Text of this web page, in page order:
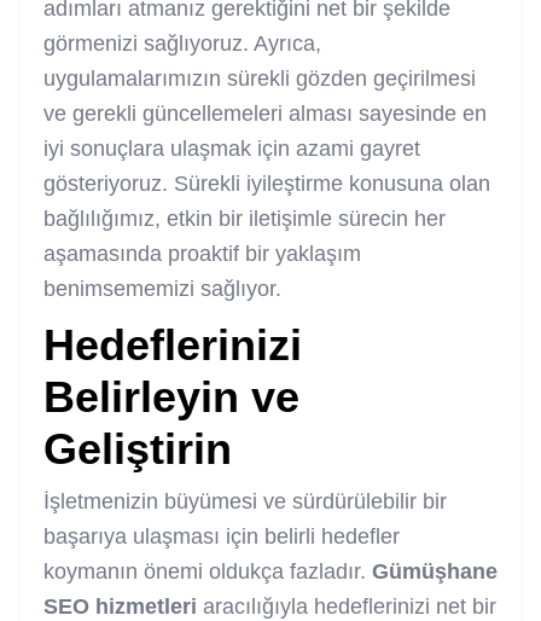
adımları atmanız gerektiğini net bir şekilde
görmenizi sağlıyoruz. Ayrıca,
uygulamalarımızın sürekli gözden geçirilmesi
ve gerekli güncellemeleri alması sayesinde en
iyi sonuçlara ulaşmak için azami gayret
gösteriyoruz. Sürekli iyileştirme konusuna olan
bağlılığımız, etkin bir iletişimle sürecin her
aşamasında proaktif bir yaklaşım
benimsememizi sağlıyor.
Hedeflerinizi
Belirleyin ve
Geliştirin
İşletmenizin büyümesi ve sürdürülebilir bir
başarıya ulaşması için belirli hedefler
koymanın önemi oldukça fazladır. Gümüşhane
SEO hizmetleri aracılığıyla hedeflerinizi net bir